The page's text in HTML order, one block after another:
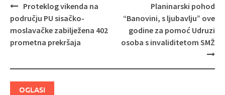
Navigacija
objava
Proteklog vikenda na
području PU sisačko-
moslavačke zabilježena 402
prometna prekršaja
Planinarski pohod
“Banovini, s ljubavlju” ove
godine za pomoć Udruzi
osoba s invaliditetom SMŽ
OGLASI